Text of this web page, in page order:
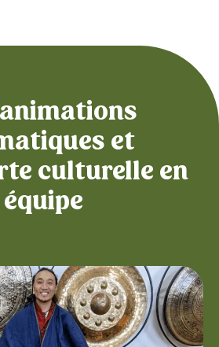
et
culturelle en
équipe